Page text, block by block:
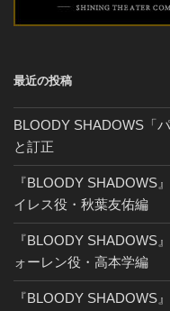
最近の投稿
BLOODY SHADOWS「
と訂正
『BLOODY
イレス役・秋葉友佑編
『BLOODY
ォーレン役・高本学編
『BLOODY SHADOWS